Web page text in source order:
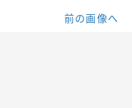
前の画像へ